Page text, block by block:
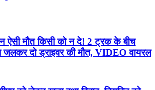
ऐसी मौत किसी को न दे! 2 ट्रक के बीच
जलकर दो ड्राइवर की मौत, VIDEO वायरल